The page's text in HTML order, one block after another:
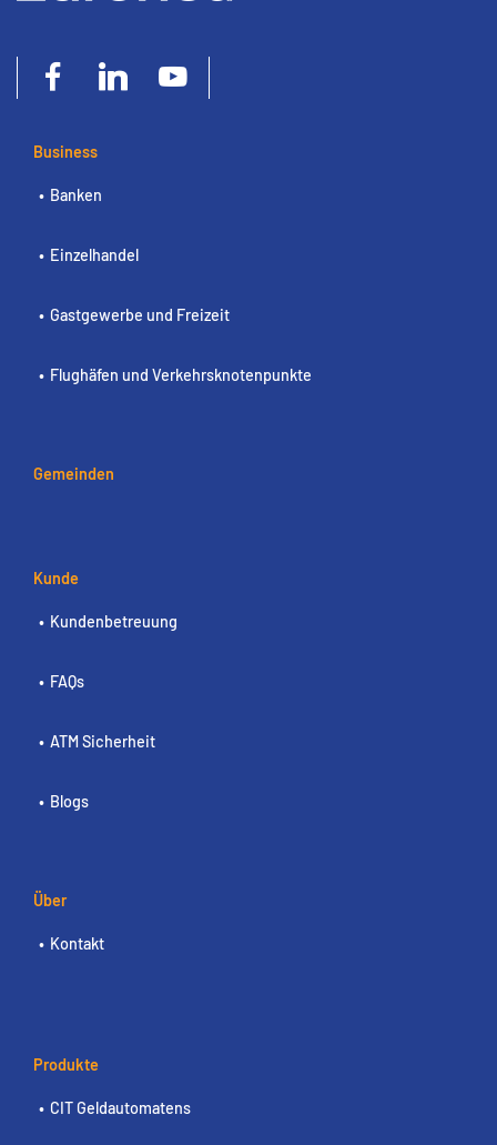
Business
Banken
Einzelhandel
Gastgewerbe und Freizeit
Flughäfen und Verkehrsknotenpunkte
Gemeinden
Kunde
Kundenbetreuung
FAQs
ATM Sicherheit
Blogs
Über
Kontakt
Produkte
CIT Geldautomatens